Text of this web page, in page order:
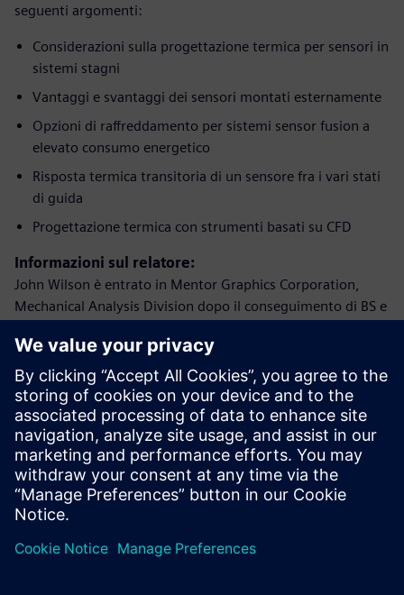
seguenti argomenti:
Considerazioni sulla progettazione termica per sensori in
sistemi stagni
Vantaggi e svantaggi dei sensori montati esternamente
Opzioni di raffreddamento per sistemi sensor fusion a
elevato consumo energetico
Risposta termica transitoria di un sensore fra i vari stati
di guida
Progettazione termica con strumenti basati su CFD
Informazioni sul relatore:
John Wilson è entrato in Mentor Graphics Corporation,
Mechanical Analysis Division dopo il conseguimento di BS e
Colorado di Denver. Dal suo ingresso nel 1999, John ha
collaborato a oltre 70 progetti nel campo della gestione
termica e del flusso d’aria, spesso come responsabile. La
sua competenza in materia di modellazione e progettazione
spazia dal livello dei componenti ai data center,
dall’ottimizzazione dei dissipatori di calore alla sviluppo di
modelli compatti. John ha una vasta esperienza nella
correlazione test e analisi a livello di pacchetti IC, grazie al
suo lavoro presso l’impianto per l’esecuzione di test termici
di Mentor Graphics a Fremont.